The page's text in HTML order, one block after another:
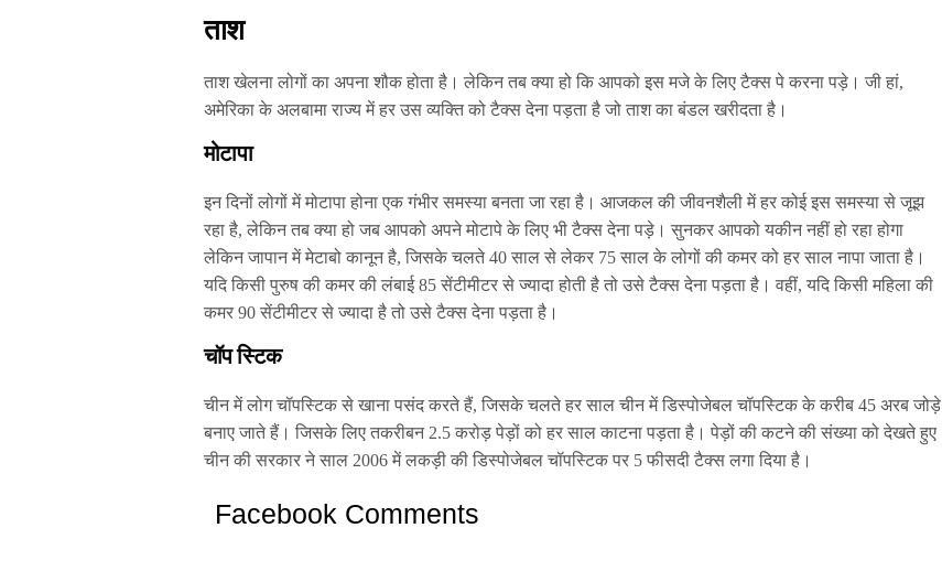
ताश
ताश खेलना लोगों का अपना शौक होता है। लेकिन तब क्या हो कि आपको इस मजे के लिए टैक्स पे करना पड़े। जी हां,
अमेरिका के अलबामा राज्य में हर उस व्यक्ति को टैक्स देना पड़ता है जो ताश का बंडल खरीदता है।
मोटापा
इन दिनों लोगों में मोटापा होना एक गंभीर समस्या बनता जा रहा है। आजकल की जीवनशैली में हर कोई इस समस्या से जूझ
रहा है, लेकिन तब क्या हो जब आपको अपने मोटापे के लिए भी टैक्स देना पड़े। सुनकर आपको यकीन नहीं हो रहा होगा
लेकिन जापान में मेटाबो कानून है, जिसके चलते 40 साल से लेकर 75 साल के लोगों की कमर को हर साल नापा जाता है।
यदि किसी पुरुष की कमर की लंबाई 85 सेंटीमीटर से ज्यादा होती है तो उसे टैक्स देना पड़ता है। वहीं, यदि किसी महिला की
कमर 90 सेंटीमीटर से ज्यादा है तो उसे टैक्स देना पड़ता है।
चॉप स्टिक
चीन में लोग चॉपस्टिक से खाना पसंद करते हैं, जिसके चलते हर साल चीन में डिस्पोजेबल चॉपस्टिक के करीब 45 अरब जोड़े
बनाए जाते हैं। जिसके लिए तकरीबन 2.5 करोड़ पेड़ों को हर साल काटना पड़ता है। पेड़ों की कटने की संख्या को देखते हुए
चीन की सरकार ने साल 2006 में लकड़ी की डिस्पोजेबल चॉपस्टिक पर 5 फीसदी टैक्स लगा दिया है।
Facebook Comments